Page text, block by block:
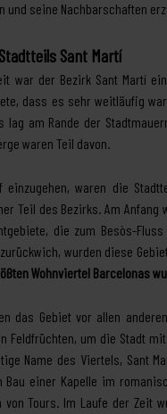
und seine Nachbarschaften
Sant Martí
war der Bezirk Sant Martí
dass es sehr weitläufig
lag am Rande der
waren Teil davon.
einzugehen, waren die
Teil des Bezirks. Am Anfang
die zum Besòs-
wurden diese
Wohnviertel Barcelonas
das Gebiet vor allen
Feldfrüchten, um die Stadt
Name des Viertels, Sant
Bau einer Kapelle im
von Tours. Im Laufe der Zeit